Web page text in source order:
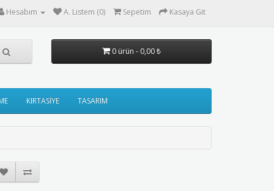
Hesabım A. Listem (0) Sepetim Kasaya Git
0 ürün - 0,00 ₺
KIRTASİYE TASARIM